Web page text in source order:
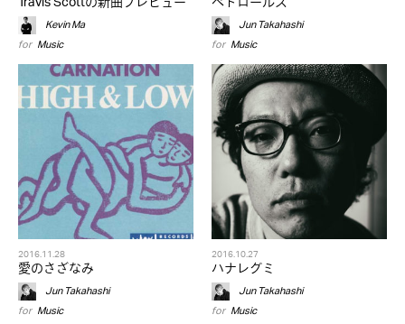
Kevin Ma
for Music
Jun Takahashi
for Music
2016.11.28
愛のさざなみ
Jun Takahashi
for Music
2016.10.27
ハナレグミ
Jun Takahashi
for Music